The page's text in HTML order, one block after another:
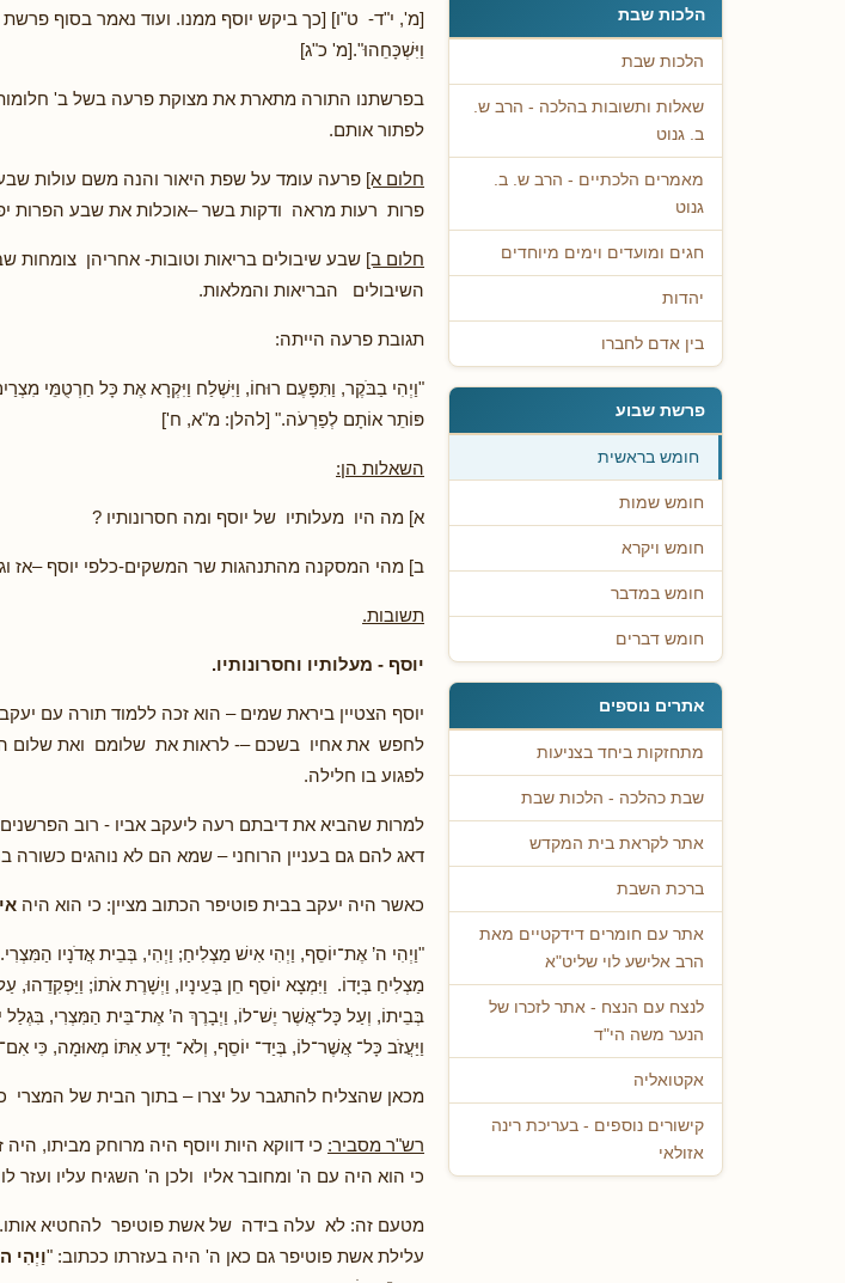
הלכות שבת
הלכות שבת
שאלות ותשובות בהלכה - הרב ש.
ב. גנוט
מאמרים הלכתיים - הרב ש. ב.
גנוט
חגים ומועדים וימים מיוחדים
יהדות
בין אדם לחברו
פרשת שבוע
חומש בראשית
חומש שמות
חומש ויקרא
חומש במדבר
חומש דברים
אתרים נוספים
מתחזקות ביחד בצניעות
שבת כהלכה - הלכות שבת
אתר לקראת בית המקדש
ברכת השבת
אתר עם חומרים דידקטיים מאת
הרב אלישע לוי שליט"א
לנצח עם הנצח - אתר לזכרו של
הנער משה הי"ד
אקטואליה
קישורים נוספים - בעריכת רינה
אזולאי
[מ', י"ד- ט"ו] [כך ביקש יוסף ממנו. ועוד נאמר בסוף
וַיִּשְׁכָּחֵהוּ".[מ' כ"ג]
בפרשתנו התורה מתארת את מצוקת פרעה בשל ב'
לפתור אותם.
חלום א] פרעה עומד על שפת היאור והנה משם עולות
פרות רעות מראה ודקות בשר –אוכלות את שבע הפרות
חלום ב] שבע שיבולים בריאות וטובות- אחריהן צומחות
השיבולים הבריאות והמלאות.
תגובת פרעה הייתה:
"וַיְהִי בַבֹּקֶר, וַתִּפָּעֶם רוּחוֹ, וַיִּשְׁלַח וַיִּקְרָא אֶת כָּל חַרְטֻמֵּי
פּוֹתֵר אוֹתָם לְפַרְעֹה." [להלן: מ"א, ח']
השאלות הן:
א] מה היו מעלותיו של יוסף ומה חסרונותיו ?
ב] מהי המסקנה מהתנהגות שר המשקים-כלפי יוסף –אז
תשובות.
יוסף - מעלותיו וחסרונותיו.
יוסף הצטיין ביראת שמים – הוא זכה ללמוד תורה עם
לחפש את אחיו בשכם –- לראות את שלומם ואת שלום
לפגוע בו חלילה.
למרות שהביא את דיבתם רעה ליעקב אביו - רוב
דאג להם גם בעניין הרוחני – שמא הם לא נוהגים כשורה
כאשר היה יעקב בבית פוטיפר הכתוב מציין: כי הוא היה
"וַיְהִי ה’ אֶת־יוֹסֵף, וַיְהִי אִישׁ מַצְלִיחַ; וַיְהִי, בְּבֵית אֲדֹנָיו
מַצְלִיחַ בְּיָדוֹ. וַיִּמְצָא יוֹסֵף חֵן בְּעֵינָיו, וַיְשָׁרֶת אֹתוֹ; וַיַּפְקִדֵהוּ,
בְּבֵיתוֹ, וְעַל כָּל־אֲשֶׁר יֶשׁ־לוֹ, וַיְבָרֶךְ ה’ אֶת־בֵּית הַמִּצְרִי,
וַיַּעֲזֹב כָּל־ אֲשֶׁר־לוֹ, בְּיַד־ יוֹסֵף, וְלֹא־ יָדַע אִתּוֹ מְאוּמָה,
מכאן שהצליח להתגבר על יצרו – בתוך הבית של המצרי
רש"ר מסביר: כי דווקא היות ויוסף היה מרוחק מביתו,
כי הוא היה עם ה' ומחובר אליו ולכן ה' השגיח עליו ועזר
מטעם זה: לא עלה בידה של אשת פוטיפר להחטיא אותו.
עלילת אשת פוטיפר גם כאן ה' היה בעזרתו ככתוב: "וַיְהִי